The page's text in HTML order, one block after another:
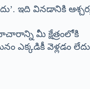
ఇది వినడానికి
మీ క్షేత్రంలోకి
ఎక్కడికీ వెళ్లడం